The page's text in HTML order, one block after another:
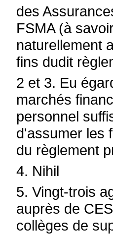
des
FSMA (à
naturellement
fins dudit
2 et 3. Eu
marchés
personnel
d'assumer les
du règlement
4. Nihil
5. Vingt-trois
auprès de
collèges de